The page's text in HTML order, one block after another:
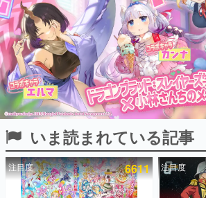
ピックアップ
電ファミのいま読まれている記事ランキング
いま読まれている記事
注目度 6611 注目度